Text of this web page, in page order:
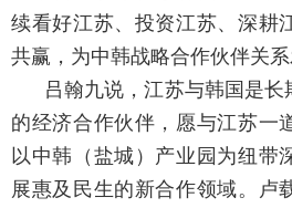
续看好江苏、投资江苏、深耕
共赢，为中韩战略合作伙伴关系
吕翰九说，江苏与韩国是
的经济合作伙伴，愿与江苏一
以中韩（盐城）产业园为纽带
展惠及民生的新合作领域。卢